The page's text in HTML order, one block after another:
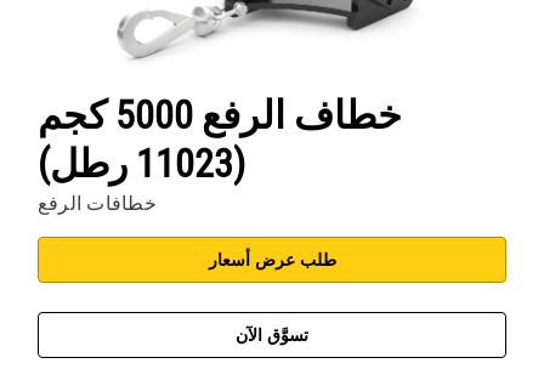
خطاف الرفع 5000 كجم
(11023 رطل)
خطافات الرفع
طلب عرض أسعار
تسوَّق الآن